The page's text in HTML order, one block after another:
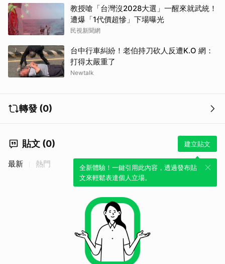
教授嗆「台灣沒2028大選」一醒來就武統！
遭爆「1代價超慘」下場曝光
民視新聞網
台中行車糾紛！老伯持刀砍人反遭K.O 網：
打得太嚴重了
Newtalk
轉發 (0)
貼文 (0) 建立貼文
全新體驗！一鍵引用此內容，透過發布貼
文來輕鬆表達個人立場。
最新 熱門